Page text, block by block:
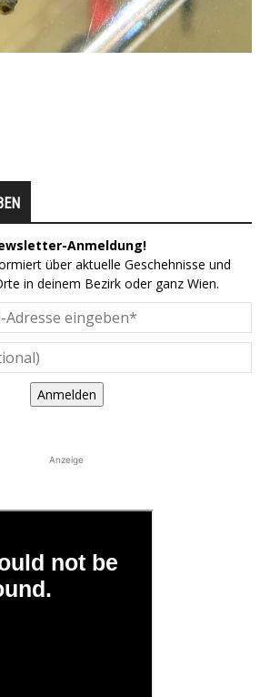
Anmeldung!
über aktuelle Geschehnisse und
in deinem Bezirk oder ganz Wien.
Anmelden
Anzeige